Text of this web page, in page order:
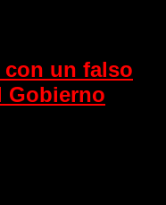
con un falso
Gobierno